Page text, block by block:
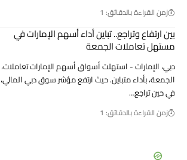
زمن القراءة بالدقائق: 1
بين ارتفاع وتراجع.. تباين أداء أسهم الإمارات في
مستهل تعاملات الجمعة
دبي، الإمارات - استهلت أسواق أسهم الإمارات تعاملات،
الجمعة، بأداء متباين. حيث ارتفع مؤشر سوق دبي المالي،
في حين تراجع…
زمن القراءة بالدقائق: 1